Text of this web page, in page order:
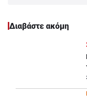
να ξαναβλέπω τι γίνεται
Μεγάλη τιμή για μένα και
στήλη. Άλλωστε, το
Διάβασμα, έρευνα,
τόσα χρόνια, η
Διαβάστε ακόμη